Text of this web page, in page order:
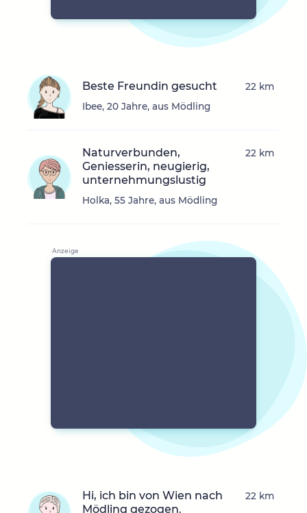
Beste Freundin gesucht
Ibee, 20 Jahre, aus Mödling
22 km
Naturverbunden,
Geniesserin, neugierig,
unternehmungslustig
Holka, 55 Jahre, aus Mödling
22 km
Hi, ich bin von Wien nach
Mödling gezogen.
22 km